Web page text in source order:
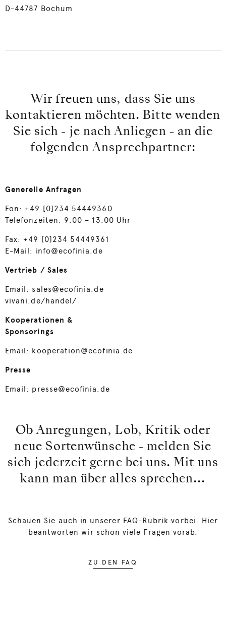
D-44787 Bochum
Wir freuen uns, dass Sie uns
kontaktieren möchten. Bitte wenden
Sie sich - je nach Anliegen - an die
folgenden Ansprechpartner:
Generelle Anfragen
Fon: +49 [0]234 54449360
Telefonzeiten: 9:00 – 13:00 Uhr
Fax: +49 [0]234 54449361
E-Mail: info@ecofinia.de
Vertrieb / Sales
Email: sales@ecofinia.de
vivani.de/handel/
Kooperationen &
Sponsorings
Email: kooperation@ecofinia.de
Presse
Email: presse@ecofinia.de
Ob Anregungen, Lob, Kritik oder
neue Sortenwünsche - melden Sie
sich jederzeit gerne bei uns. Mit uns
kann man über alles sprechen...
Schauen Sie auch in unserer FAQ-Rubrik vorbei. Hier
beantworten wir schon viele Fragen vorab.
ZU DEN FAQ